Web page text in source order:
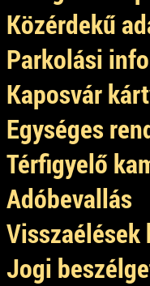
Közérdekű
Parkolási
Kaposvár
Egységes
Térfigyelő
Adóbevallás
Visszaélések
Jogi